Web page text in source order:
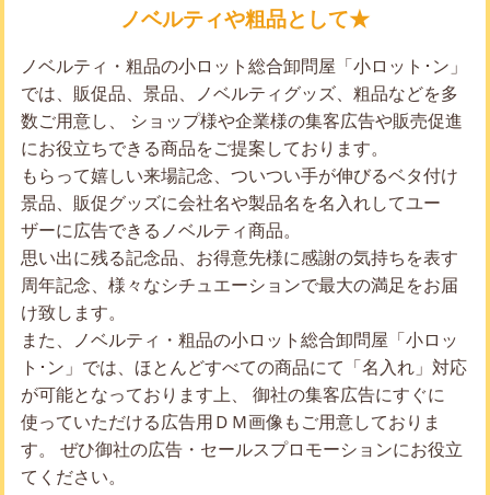
ノベルティや粗品として★
ノベルティ・粗品の小ロット総合卸問屋「小ロット･ン」
では、販促品、景品、ノベルティグッズ、粗品などを多
数ご用意し、 ショップ様や企業様の集客広告や販売促進
にお役立ちできる商品をご提案しております。
もらって嬉しい来場記念、ついつい手が伸びるベタ付け
景品、販促グッズに会社名や製品名を名入れしてユー
ザーに広告できるノベルティ商品。
思い出に残る記念品、お得意先様に感謝の気持ちを表す
周年記念、様々なシチュエーションで最大の満足をお届
け致します。
また、ノベルティ・粗品の小ロット総合卸問屋「小ロッ
ト･ン」では、ほとんどすべての商品にて「名入れ」対応
が可能となっております上、 御社の集客広告にすぐに
使っていただける広告用ＤＭ画像もご用意しておりま
す。 ぜひ御社の広告・セールスプロモーションにお役立
てください。